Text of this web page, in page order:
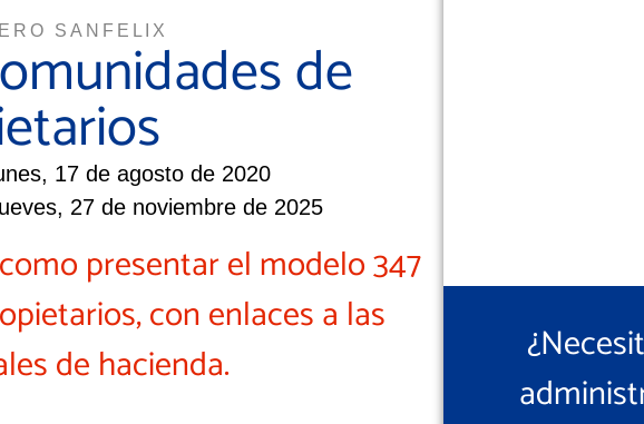
SANFELIX de
17 de agosto de 2020
27 de noviembre de 2025
presentar el modelo 347
con enlaces a las
de hacienda.